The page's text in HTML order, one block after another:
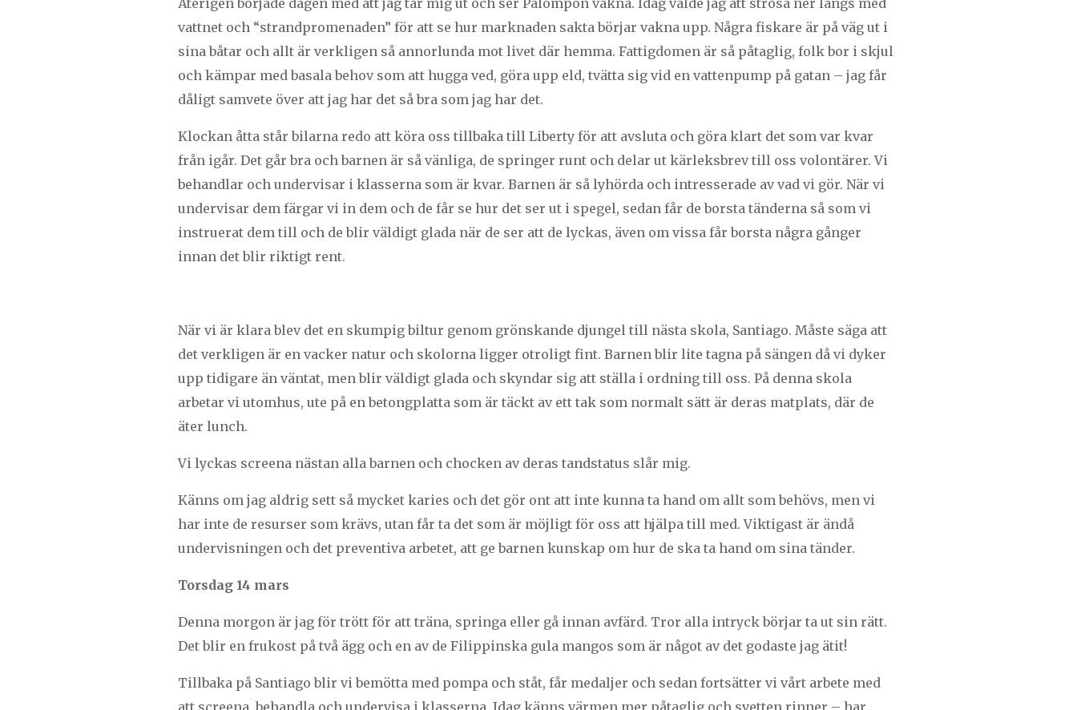
Återigen började dagen med att jag tar mig ut och ser Palompon vakna. Idag valde jag att strosa ner längs med
vattnet och “strandpromenaden” för att se hur marknaden sakta börjar vakna upp. Några fiskare är på väg ut i
sina båtar och allt är verkligen så annorlunda mot livet där hemma. Fattigdomen är så påtaglig, folk bor i skjul
och kämpar med basala behov som att hugga ved, göra upp eld, tvätta sig vid en vattenpump på gatan – jag får
dåligt samvete över att jag har det så bra som jag har det.
Klockan åtta står bilarna redo att köra oss tillbaka till Liberty för att avsluta och göra klart det som var kvar
från igår. Det går bra och barnen är så vänliga, de springer runt och delar ut kärleksbrev till oss volontärer. Vi
behandlar och undervisar i klasserna som är kvar. Barnen är så lyhörda och intresserade av vad vi gör. När vi
undervisar dem färgar vi in dem och de får se hur det ser ut i spegel, sedan får de borsta tänderna så som vi
instruerat dem till och de blir väldigt glada när de ser att de lyckas, även om vissa får borsta några gånger
innan det blir riktigt rent.
När vi är klara blev det en skumpig biltur genom grönskande djungel till nästa skola, Santiago. Måste säga att
det verkligen är en vacker natur och skolorna ligger otroligt fint. Barnen blir lite tagna på sängen då vi dyker
upp tidigare än väntat, men blir väldigt glada och skyndar sig att ställa i ordning till oss. På denna skola
arbetar vi utomhus, ute på en betongplatta som är täckt av ett tak som normalt sätt är deras matplats, där de
äter lunch.
Vi lyckas screena nästan alla barnen och chocken av deras tandstatus slår mig.
Känns om jag aldrig sett så mycket karies och det gör ont att inte kunna ta hand om allt som behövs, men vi
har inte de resurser som krävs, utan får ta det som är möjligt för oss att hjälpa till med. Viktigast är ändå
undervisningen och det preventiva arbetet, att ge barnen kunskap om hur de ska ta hand om sina tänder.
Torsdag 14 mars
Denna morgon är jag för trött för att träna, springa eller gå innan avfärd. Tror alla intryck börjar ta ut sin rätt.
Det blir en frukost på två ägg och en av de Filippinska gula mangos som är något av det godaste jag ätit!
Tillbaka på Santiago blir vi bemötta med pompa och ståt, får medaljer och sedan fortsätter vi vårt arbete med